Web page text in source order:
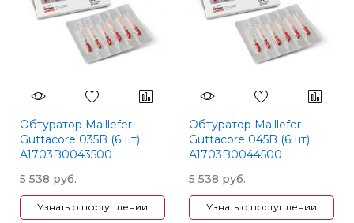
Обтуратор Maillefer
Guttacore 035B (6шт)
A1703B0043500
5 538 руб.
Узнать о поступлении
Обтуратор Maillefer
Guttacore 045B (6шт)
A1703B0044500
5 538 руб.
Узнать о поступлении